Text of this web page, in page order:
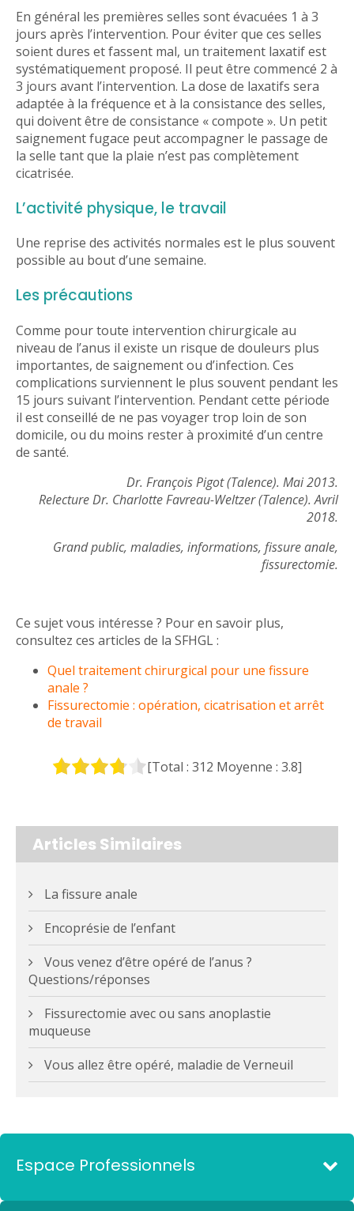
En général les premières selles sont évacuées 1 à 3
jours après l’intervention. Pour éviter que ces selles
soient dures et fassent mal, un traitement laxatif est
systématiquement proposé. Il peut être commencé 2 à
3 jours avant l’intervention. La dose de laxatifs sera
adaptée à la fréquence et à la consistance des selles,
qui doivent être de consistance « compote ». Un petit
saignement fugace peut accompagner le passage de
la selle tant que la plaie n’est pas complètement
cicatrisée.
L’activité physique, le travail
Une reprise des activités normales est le plus souvent
possible au bout d’une semaine.
Les précautions
Comme pour toute intervention chirurgicale au
niveau de l’anus il existe un risque de douleurs plus
importantes, de saignement ou d’infection. Ces
complications surviennent le plus souvent pendant les
15 jours suivant l’intervention. Pendant cette période
il est conseillé de ne pas voyager trop loin de son
domicile, ou du moins rester à proximité d’un centre
de santé.
Dr. François Pigot (Talence). Mai 2013.
Relecture Dr. Charlotte Favreau-Weltzer (Talence). Avril
2018.
Grand public, maladies, informations, fissure anale,
fissurectomie.
Ce sujet vous intéresse ? Pour en savoir plus,
consultez ces articles de la SFHGL :
Quel traitement chirurgical pour une fissure
anale ?
Fissurectomie : opération, cicatrisation et arrêt
de travail
[Total : 312 Moyenne : 3.8]
Articles Similaires
La fissure anale
Encoprésie de l’enfant
Vous venez d’être opéré de l’anus ?
Questions/réponses
Fissurectomie avec ou sans anoplastie
muqueuse
Vous allez être opéré, maladie de Verneuil
Espace Professionnels